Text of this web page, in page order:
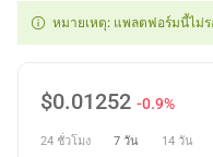
หมายเหตุ: แพลตฟอร์มนี้ไม่ร
$0.01252 -0.9%
24 ชั่วโมง 7 วัน 14 วัน